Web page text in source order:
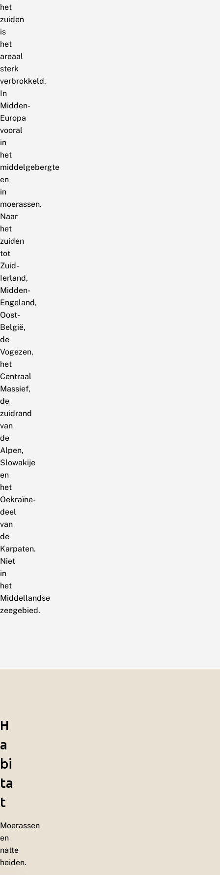
het
zuiden
is
het
areaal
sterk
verbrokkeld.
In
Midden-
Europa
vooral
in
het
middelgebergte
en
in
moerassen.
Naar
het
zuiden
tot
Zuid-
Ierland,
Midden-
Engeland,
Oost-
België,
de
Vogezen,
het
Centraal
Massief,
de
zuidrand
van
de
Alpen,
Slowakije
en
het
Oekraïne-
deel
van
de
Karpaten.
Niet
in
het
Middellandse
zeegebied.
H
a
bi
ta
t
Moerassen
en
natte
heiden.